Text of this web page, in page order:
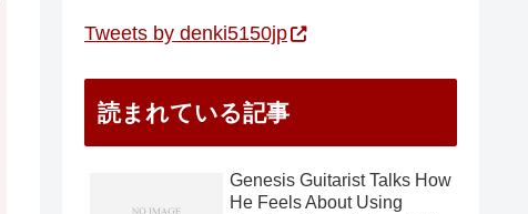
Tweets by denki5150jp
読まれている記事
Genesis Guitarist Talks How
He Feels About Using